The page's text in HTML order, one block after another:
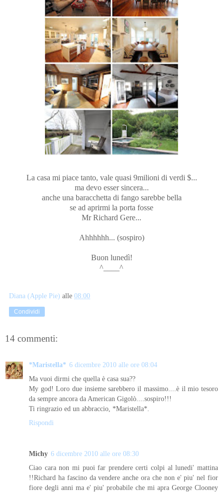
La casa mi piace tanto, vale quasi 9milioni di verdi $...
ma devo esser sincera...
anche una baracchetta di fango sarebbe bella
se ad aprirmi la porta fosse
Mr Richard Gere...
Ahhhhhh... (sospiro)
Buon lunedì!
^____^
Diana (Apple Pie) alle 08:00
Condividi
14 commenti:
*Maristella* 6 dicembre 2010 alle ore 08:04
Ma vuoi dirmi che quella è casa sua??
My god! Loro due insieme sarebbero il massimo....è il mio tesoro
da sempre ancora da American Gigolò....sospiro!!!
Ti ringrazio ed un abbraccio, *Maristella*.
Rispondi
Michy 6 dicembre 2010 alle ore 08:30
Ciao cara non mi puoi far prendere certi colpi al lunedi' mattina
!!Richard ha fascino da vendere anche ora che non e' piu' nel fior
fiore degli anni ma e' piu' probabile che mi apra George Clooney